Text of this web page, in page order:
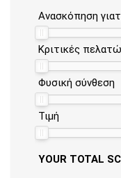
Ανασκόπηση
Κριτικές
Φυσική σύνθεση
Τιμή
YOUR TOTAL